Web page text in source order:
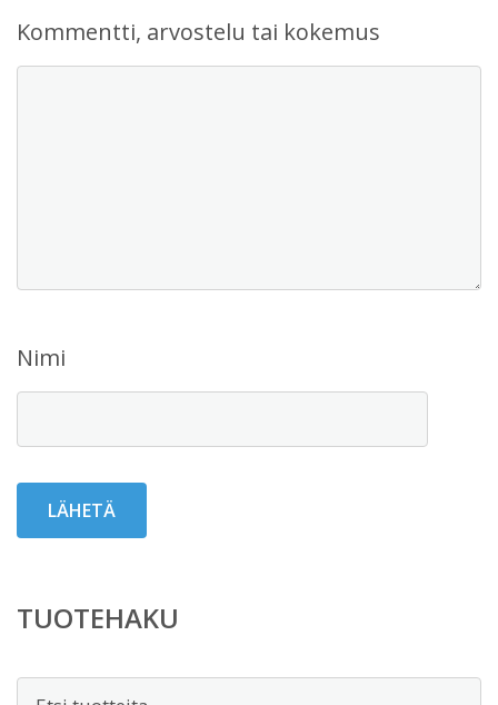
Kommentti, arvostelu tai kokemus
Nimi
TUOTEHAKU